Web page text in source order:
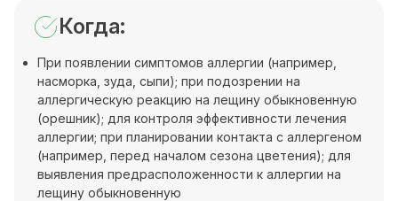
Когда:
При появлении симптомов аллергии (например,
насморка, зуда, сыпи); при подозрении на
аллергическую реакцию на лещину обыкновенную
(орешник); для контроля эффективности лечения
аллергии; при планировании контакта с аллергеном
(например, перед началом сезона цветения); для
выявления предрасположенности к аллергии на
лещину обыкновенную